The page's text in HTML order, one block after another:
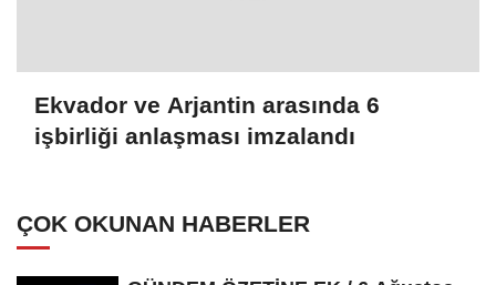
Ekvador ve Arjantin arasında 6
işbirliği anlaşması imzalandı
ÇOK OKUNAN HABERLER